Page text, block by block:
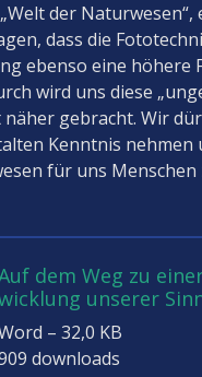
der Naturwesen“,
dass die
ebenso eine höhere
wird uns diese
gebracht. Wir
Kenntnis nehmen
für uns
dem Weg zu
unserer
– 32,0 KB
downloads